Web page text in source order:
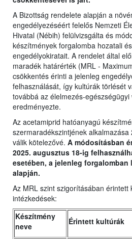
A Bizottság rendelete alapján a
engedélyezéséért felelős Nemzeti
Hivatal (Nébih) felülvizsgálta és
készítmények forgalomba hozatali
engedélyokiratait. A rendelet által
maradék határérték (MRL -
csökkentés érinti a jelenleg
felhasználását, így kultúrák törlését
továbbá az élelmezés-
eredményezte.
Az acetamiprid hatóanyagú
szermaradékszintjének
válik kötelezővé. A módosításban
2025. augusztus 18-ig
esetében, a jelenleg forgalomban
alapján.
Az MRL szint szigorításában
intézkedések:
Készítmény
neve
Érintett kultúrák